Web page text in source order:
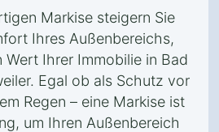
Markise steigern Sie
Ihres Außenbereichs,
Wert Ihrer Immobilie in Bad
Egal ob als Schutz vor
Regen – eine Markise ist
um Ihren Außenbereich